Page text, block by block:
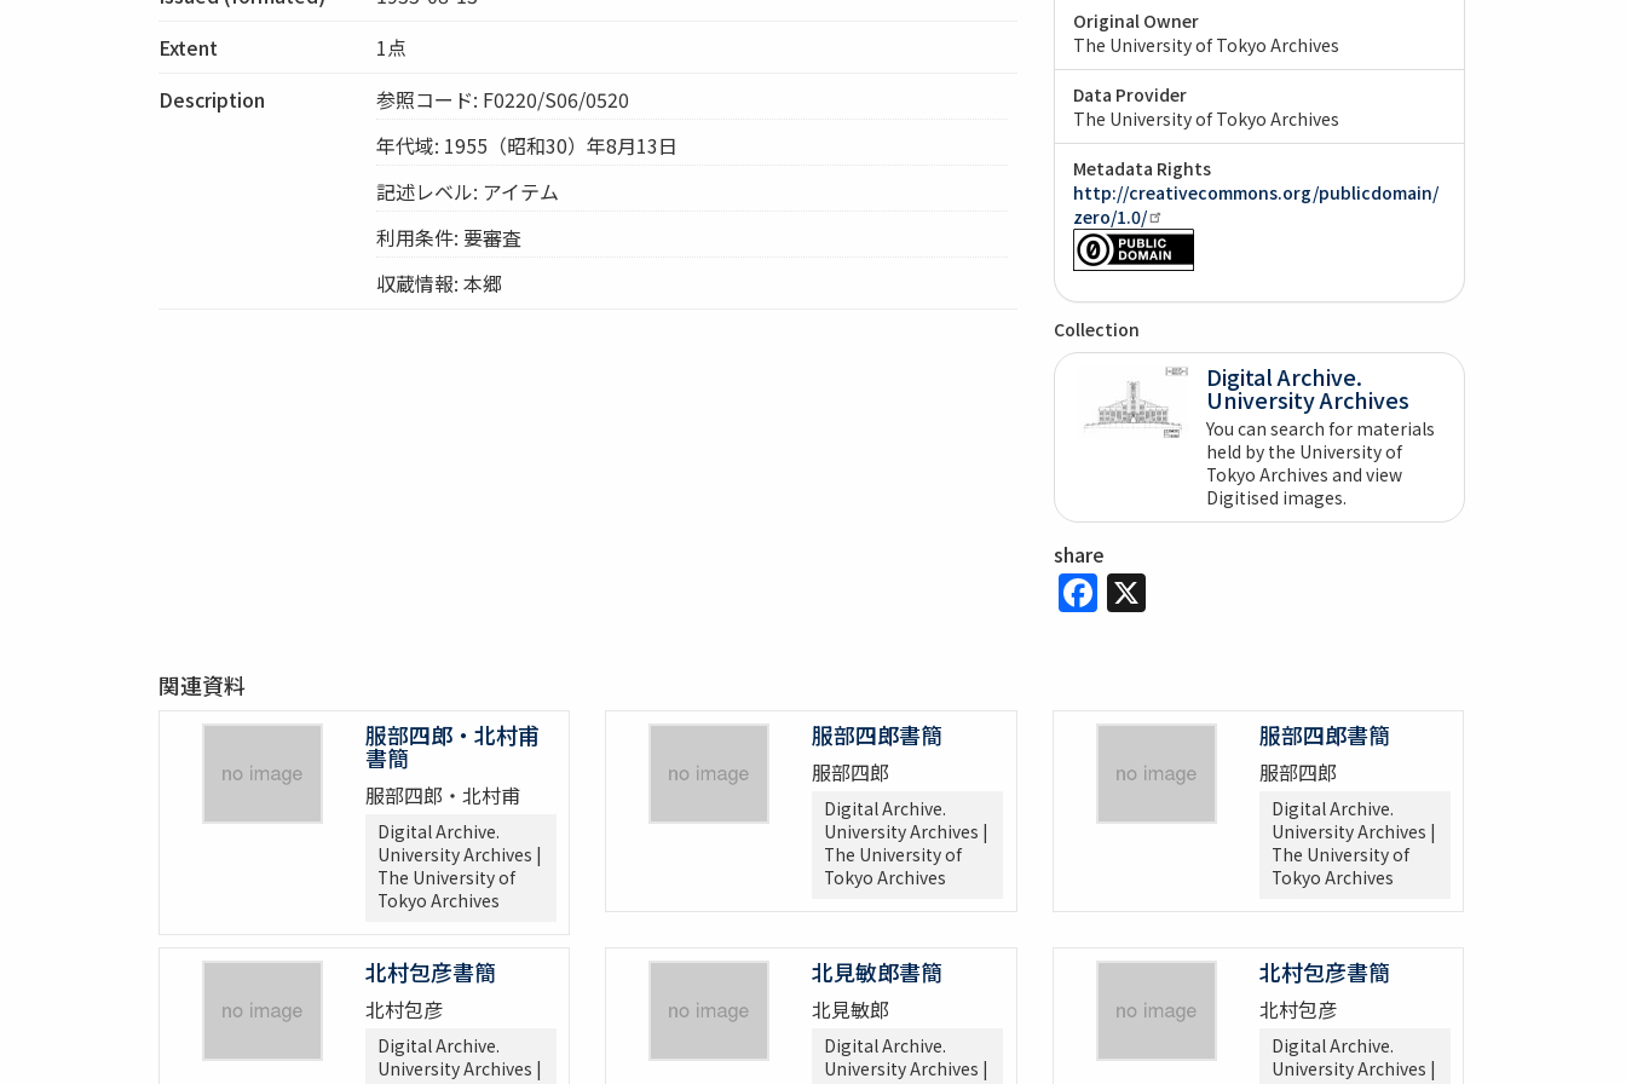
Extent
1点
Description
参照コード: F0220/S06/0520
年代域: 1955（昭和30）年8月13日
記述レベル: アイテム
利用条件: 要審査
収蔵情報: 本郷
Original Owner
The University of Tokyo Archives
Data Provider
The University of Tokyo Archives
Metadata Rights
http://creativecommons.org/publicdomain/
zero/1.0/
Collection
Digital Archive.
University Archives
You can search for materials
held by the University of
Tokyo Archives and view
Digitised images.
share
Facebook
X
関連資料
服部四郎・北村甫
書簡
服部四郎・北村甫
Digital Archive.
University Archives |
The University of
Tokyo Archives
服部四郎書簡
服部四郎
Digital Archive.
University Archives |
The University of
Tokyo Archives
服部四郎書簡
服部四郎
Digital Archive.
University Archives |
The University of
Tokyo Archives
北村包彦書簡
北村包彦
Digital Archive.
University Archives |
北見敏郎書簡
北見敏郎
Digital Archive.
University Archives |
北村包彦書簡
北村包彦
Digital Archive.
University Archives |